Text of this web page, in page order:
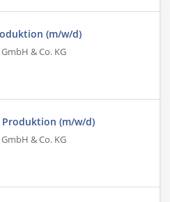
(m/w/d)
& Co. KG
(m/w/d)
& Co. KG